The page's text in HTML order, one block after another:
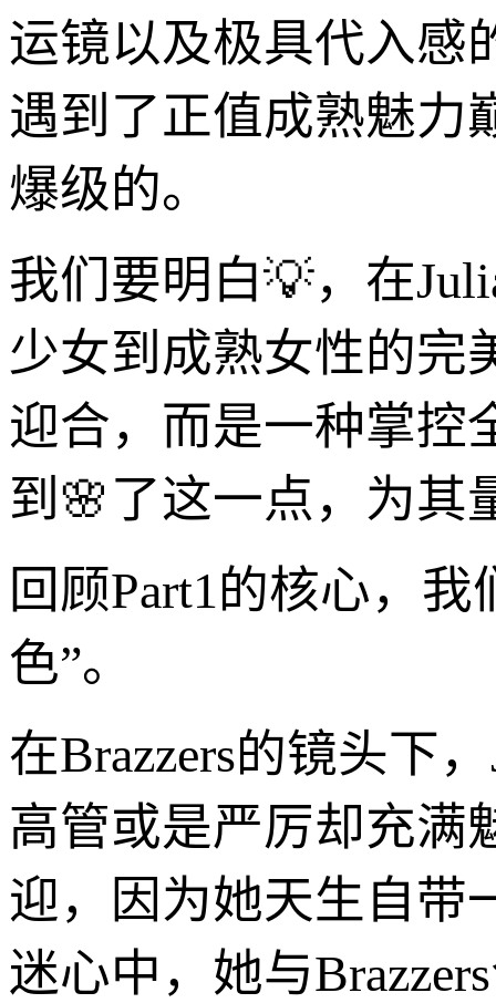
运镜以及极具代入感
遇到了正值成熟魅力
爆级的。
我们要明白💡，在
少女到成熟女性的完
迎合，而是一种掌控
到🌸了这一点，为其
回顾Part1的核心，
色”。
在Brazzers的镜头下
高管或是严厉却充满
迎，因为她天生自带
迷心中，她与